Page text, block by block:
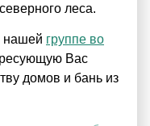
леса.
нашей группе во
Вас
домов и бань из